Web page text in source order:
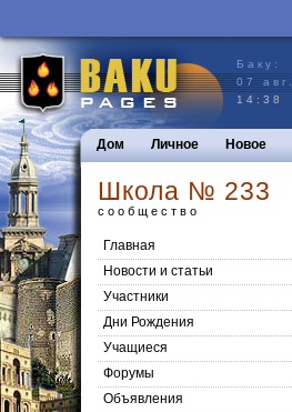
Баку:
07 авг.
14:38
Дом Личное Новое
Школа № 233
сообщество
Главная
Новости и статьи
Участники
Дни Рождения
Учащиеся
Форумы
Объявления